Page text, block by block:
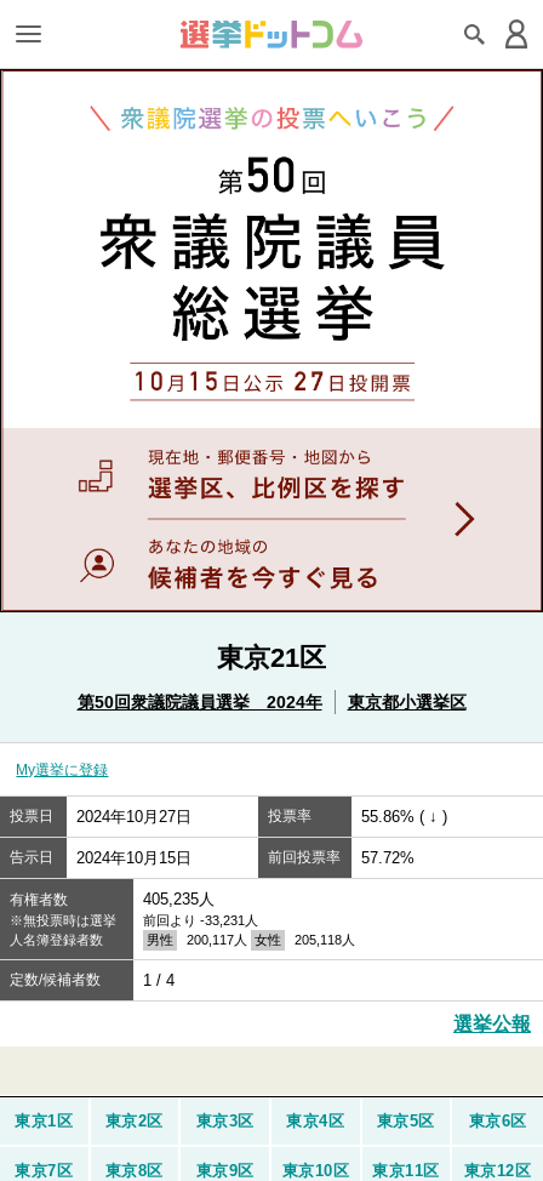
東京21区
第50回衆議院議員選挙 2024年 東京都小選挙区
My選挙に登録
投票日 2024年10月27日 投票率 55.86% ( ↓ )
告示日 2024年10月15日 前回投票率 57.72%
有権者数
※無投票時は選挙
人名簿登録者数
405,235人
前回より -33,231人
男性
200,117人 女性 205,118人
定数/候補者数 1 / 4
選挙公報
東京1区 東京2区 東京3区 東京4区 東京5区 東京6区
東京7区 東京8区 東京9区 東京10区 東京11区 東京12区